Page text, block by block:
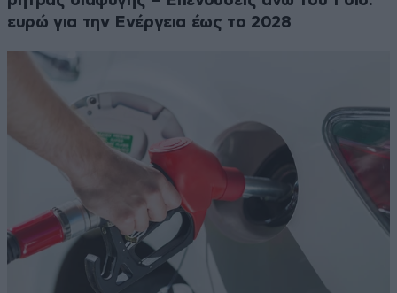
ευρώ για την Ενέργεια έως το 2028